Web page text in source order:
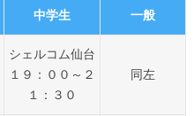
中学生 一般
シェルコム仙台
１９：００～２
１：３０
同左